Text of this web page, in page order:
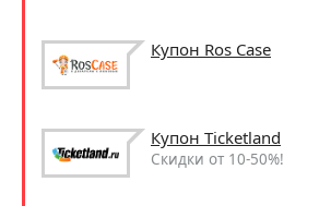
Купон Ros Case
Купон Ticketland
Скидки от 10-50%!